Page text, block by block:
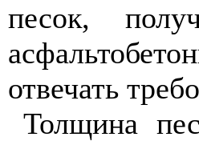
песок,
отвечать
Толщина